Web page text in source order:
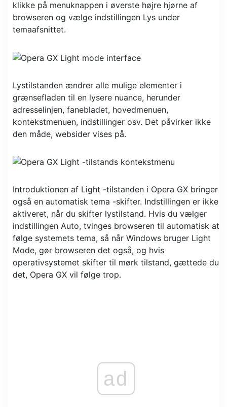
klikke på menuknappen i øverste højre hjørne af
browseren og vælge indstillingen Lys under
temaafsnittet.
Lystilstanden ændrer alle mulige elementer i
grænsefladen til en lysere nuance, herunder
adresselinjen, fanebladet, hovedmenuen,
kontekstmenuen, indstillinger osv. Det påvirker ikke
den måde, websider vises på.
Introduktionen af ​​Light -tilstanden i Opera GX bringer
også en automatisk tema -skifter. Indstillingen er ikke
aktiveret, når du skifter lystilstand. Hvis du vælger
indstillingen Auto, tvinges browseren til automatisk at
følge systemets tema, så når Windows bruger Light
Mode, gør browseren det også, og hvis
operativsystemet skifter til mørk tilstand, gættede du
det, Opera GX vil følge trop.
ad